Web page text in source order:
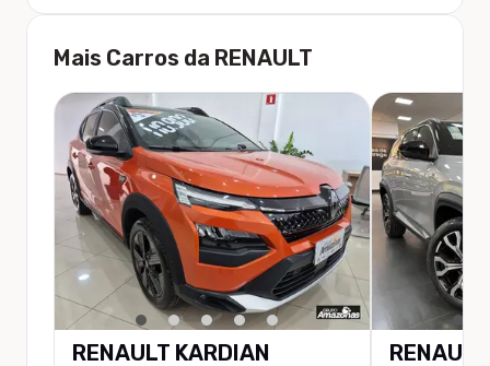
Mais Carros da RENAULT
RENAULT KARDIAN RENAULT